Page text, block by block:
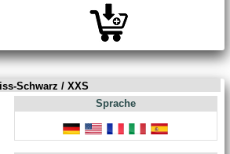
Schwarz / XXS
Sprache